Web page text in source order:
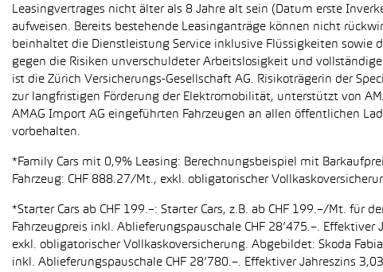
Leasingvertrages nicht älter als 8 Jahre alt sein (Datum erste
aufweisen. Bereits bestehende Leasinganträge können nicht
beinhaltet die Dienstleistung Service inklusive Flüssigkeiten sowie
gegen die Risiken unverschuldeter Arbeitslosigkeit und
ist die Zürich Versicherungs-Gesellschaft AG. Risikoträgerin der
zur langfristigen Förderung der Elektromobilität, unterstützt von
AMAG Import AG eingeführten Fahrzeugen an allen öffentlichen
vorbehalten.
*Family Cars mit 0,9% Leasing: Berechnungsbeispiel mit
Fahrzeug: CHF 888.27/Mt., exkl. obligatorischer
*Starter Cars ab CHF 199.–: Starter Cars, z.B. ab CHF 199.–/Mt. für
Fahrzeugpreis inkl. Ablieferungspauschale CHF 28’475.–.
exkl. obligatorischer Vollkaskoversicherung. Abgebildet: Skoda
inkl. Ablieferungspauschale CHF 28’780.–. Effektiver Jahreszins